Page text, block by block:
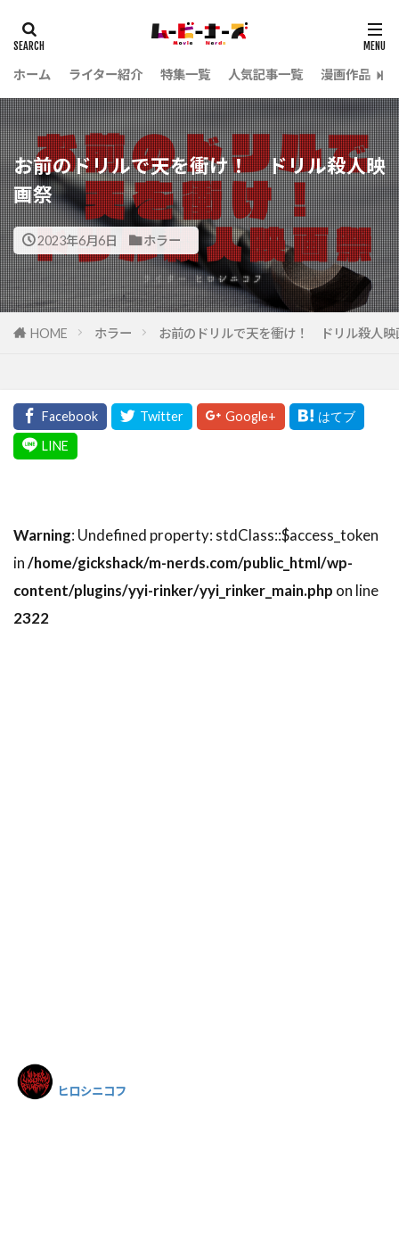
ホーム ライター紹介 特集一覧 人気記事一覧 漫画作品
お前のドリルで天を衝け！ ドリル殺人映
画祭
2023年6月6日 ホラー
HOME ホラー お前のドリルで天を衝け！ ドリル殺人映
Warning: Undefined property: stdClass::$access_token
in/home/gickshack/m-nerds.com/public_html/wp-
content/plugins/yyi-rinker/yyi_rinker_main.php on line
2322
ヒロシニコフ